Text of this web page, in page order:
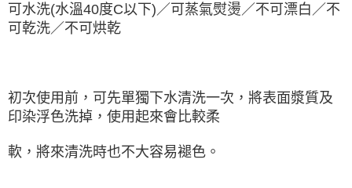
可水洗(水溫40度C以下)／可蒸氣熨燙／不可漂白／不
可乾洗／不可烘乾
初次使用前，可先單獨下水清洗一次，將表面漿質及
印染浮色洗掉，使用起來會比較柔
軟，將來清洗時也不大容易褪色。